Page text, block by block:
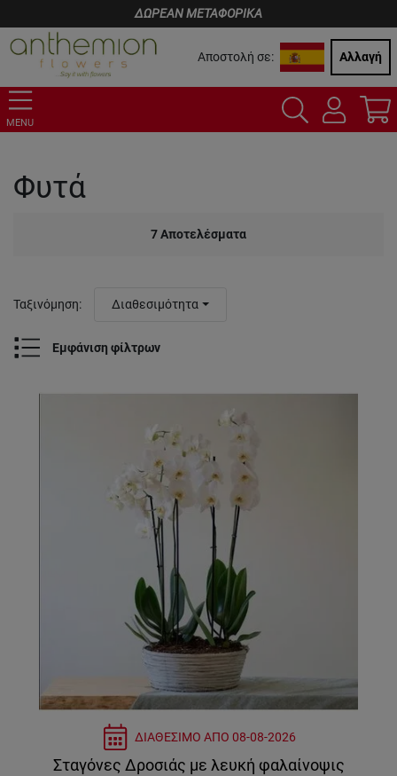
ΔΩΡΕΑΝ ΜΕΤΑΦΟΡΙΚΑ
Αποστολή σε: Αλλαγή
MENU
Φυτά
7Αποτελέσματα
Εμφάνιση φίλτρων
Ταξινόμηση: Διαθεσιμότητα
ΔΙΑΘΕΣΙΜΟ ΑΠΟ 08-08-2026
Σταγόνες Δροσιάς με λευκή φαλαίνοψις